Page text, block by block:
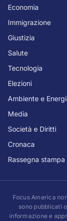
Economia
Immigrazione
Giustizia
Salute
Tecnologia
Elezioni
Ambiente e
Media
Società e Diritti
Cronaca
Rassegna stampa
Focus America
sono pubblicati
informazione e